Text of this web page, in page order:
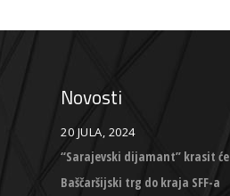
Novosti
20 JULA, 2024
“Sarajevski dijamant” krasit će
Baščaršijski trg do kraja SFF-a